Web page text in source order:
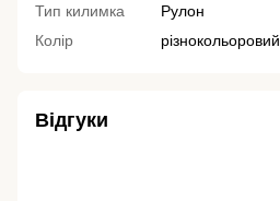
Тип килимка
Рулон
Колір
різнокольоровий
Відгуки